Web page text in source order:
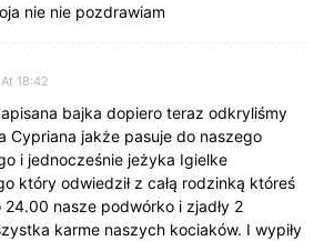
nie nie pozdrawiam
18:42
bajka dopiero teraz odkryliśmy
Cypriana jakże pasuje do naszego
i jednocześnie jeżyka Igielke
który odwiedził z całą rodzinką któreś
24.00 nasze podwórko i zjadły 2
karme naszych kociaków. I wypiły